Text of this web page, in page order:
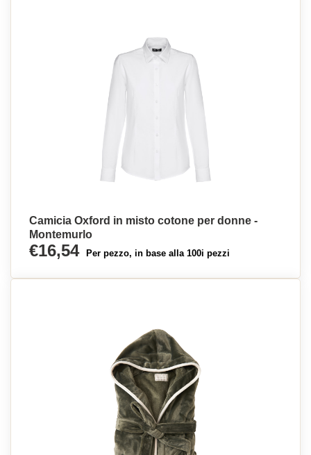
Camicia Oxford in misto cotone per donne -
Montemurlo
€16,54 Per pezzo, in base alla 100i pezzi